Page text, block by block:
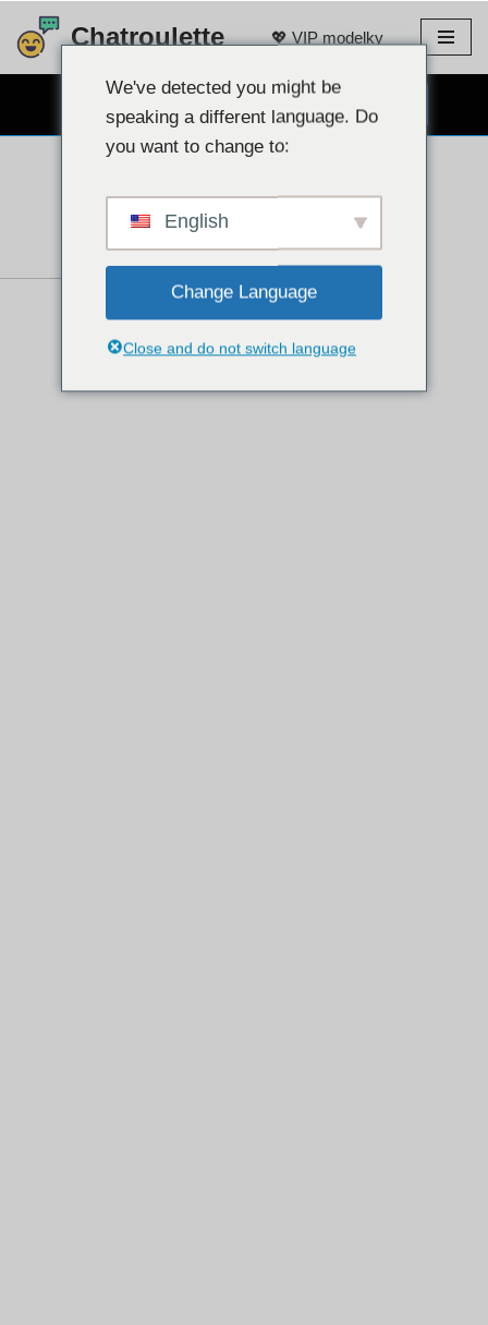
Přejít
Chatroulette 💖 VIP modelky
CHAT S WEBOVOU KAMEROU ZDARMA 👉
We've detected you might be
speaking a different language. Do
you want to change to:
English
Change Language
Close and do not switch language